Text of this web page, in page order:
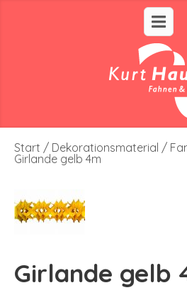
Start / Dekorationsmaterial /
Girlande gelb 4m
Girlande gelb